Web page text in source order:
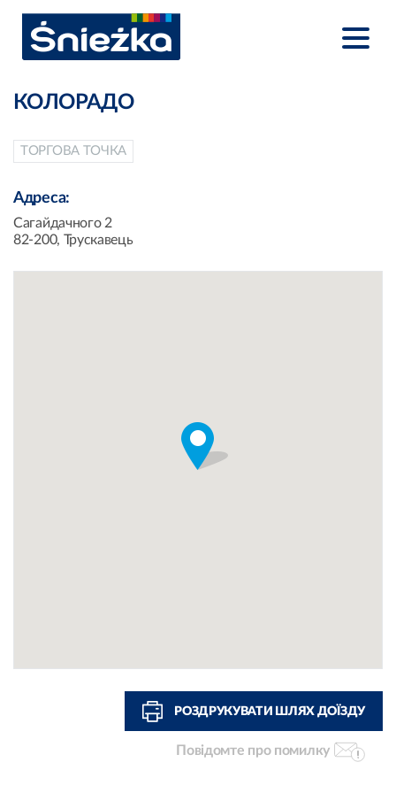
КОЛОРАДО
ТОРГОВА ТОЧКА
Адреса:
Сагайдачного 2
82-200, Трускавець
РОЗДРУКУВАТИ ШЛЯХ ДОЇЗДУ
Повідомте про помилку